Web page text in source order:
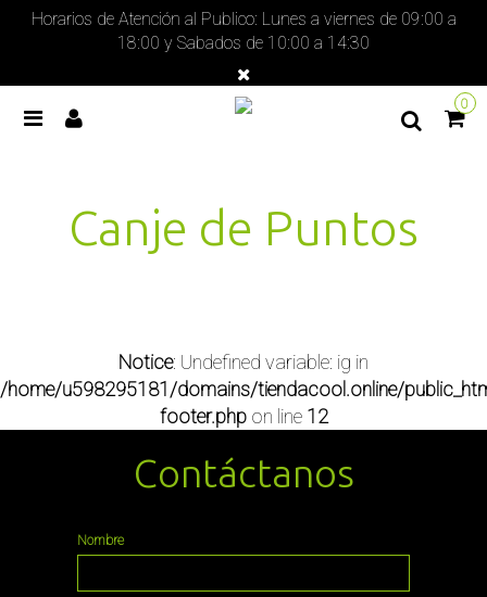
Horarios de Atención al Publico: Lunes a viernes de 09:00 a
18:00 y Sabados de 10:00 a 14:30
0
Canje de Puntos
Notice: Undefined variable: ig in
/home/u598295181/domains/tiendacool.online/
footer.phpon line 12
Contáctanos
Nombre